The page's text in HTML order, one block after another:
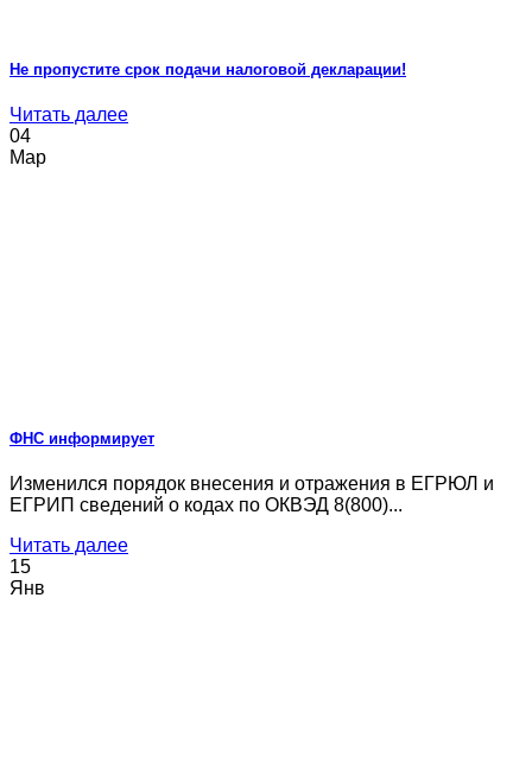
Не пропустите срок подачи налоговой декларации!
Читать далее
04
Мар
ФНС информирует
Изменился порядок внесения и отражения в ЕГРЮЛ и
ЕГРИП сведений о кодах по ОКВЭД 8(800)...
Читать далее
15
Янв